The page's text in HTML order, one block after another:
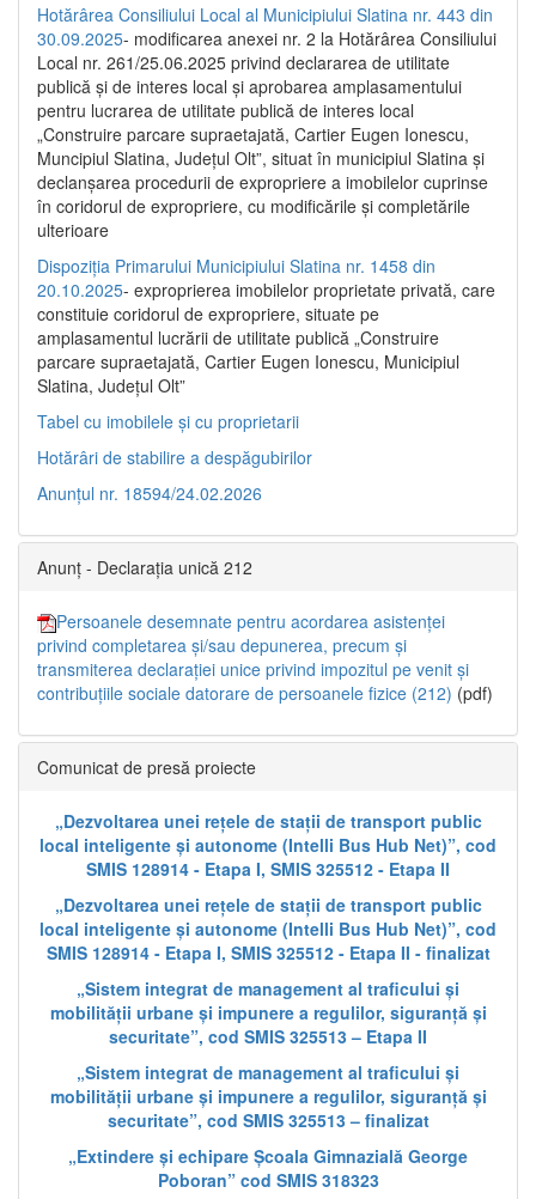
Hotărârea Consiliului Local al Municipiului Slatina nr. 443 din
30.09.2025- modificarea anexei nr. 2 la Hotărârea Consiliului
Local nr. 261/25.06.2025 privind declararea de utilitate
publică şi de interes local şi aprobarea amplasamentului
pentru lucrarea de utilitate publică de interes local
„Construire parcare supraetajată, Cartier Eugen Ionescu,
Muncipiul Slatina, Judeţul Olt”, situat în municipiul Slatina şi
declanşarea procedurii de expropriere a imobilelor cuprinse
în coridorul de expropriere, cu modificările şi completările
ulterioare
Dispoziția Primarului Municipiului Slatina nr. 1458 din
20.10.2025- exproprierea imobilelor proprietate privată, care
constituie coridorul de expropriere, situate pe
amplasamentul lucrării de utilitate publică „Construire
parcare supraetajată, Cartier Eugen Ionescu, Municipiul
Slatina, Județul Olt”
Tabel cu imobilele și cu proprietarii
Hotărâri de stabilire a despăgubirilor
Anunțul nr. 18594/24.02.2026
Anunț - Declarația unică 212
Persoanele desemnate pentru acordarea asistenței
privind completarea și/sau depunerea, precum și
transmiterea declarației unice privind impozitul pe venit și
contribuțiile sociale datorare de persoanele fizice (212) (pdf)
Comunicat de presă proiecte
„Dezvoltarea unei rețele de stații de transport public
local inteligente și autonome (Intelli Bus Hub Net)”, cod
SMIS 128914 - Etapa I, SMIS 325512 - Etapa II
„Dezvoltarea unei rețele de stații de transport public
local inteligente și autonome (Intelli Bus Hub Net)”, cod
SMIS 128914 - Etapa I, SMIS 325512 - Etapa II - finalizat
„Sistem integrat de management al traficului și
mobilității urbane și impunere a regulilor, siguranță și
securitate”, cod SMIS 325513 – Etapa II
„Sistem integrat de management al traficului și
mobilității urbane și impunere a regulilor, siguranță și
securitate”, cod SMIS 325513 – finalizat
„Extindere și echipare Școala Gimnazială George
Poboran” cod SMIS 318323